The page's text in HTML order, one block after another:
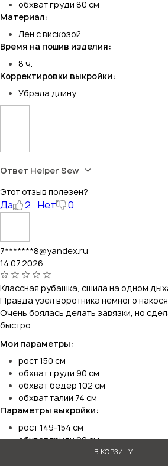
В КОРЗИНУ
обхват груди 80 см
Материал:
Лен с вискозой
Время на пошив изделия:
8 ч.
Корректировки выкройки:
Убрала длину
Ответ Helper Sew
Этот отзыв полезен?
Да 2 Нет 0
7*******8@yandex.ru
14.07.2026
Классная рубашка, сшила на одном
Правда узел воротника немного
Очень боялась делать завязки, но
быстро.
Мои параметры:
рост 150 см
обхват груди 90 см
обхват бедер 102 см
обхват талии 74 см
Параметры выкройки:
рост 149-154 см
обхват груди 92 см